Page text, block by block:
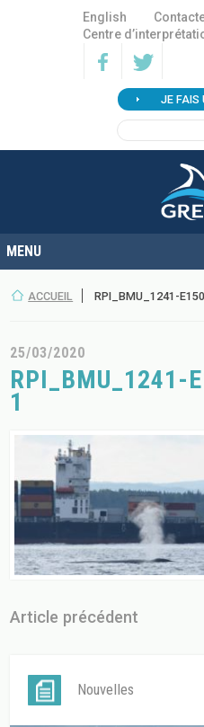
English
Centre
JE FAIS
ACCUEIL RPI_BMU_1241-
25/03/2020
RPI_BMU_1241-
1
Article précédent
Nouvelles